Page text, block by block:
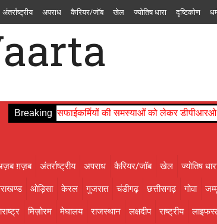
अंतर्राष्ट्रीय अपराध कैरियर/जॉब खेल ज्योतिष धारा दृष्टिकोण
गोवा
व्यवसाय शिक्षा संस्कृति
Breaking
सफाईकर्मियों की समस्याओं को लेकर डीपीआरओ से मिले
ग़ज़ब अंतर्राष्ट्रीय अपराध कैरियर/जॉब खेल ज्योतिष
ओड़िसा केरल गुजरात चंडीगढ़ छत्तीसगढ़ गोवा
मिज़ोरम मेघालय राजस्थान लक्षदीप राष्ट्रीय